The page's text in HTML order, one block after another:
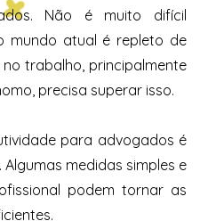
Não é muito difícil
mundo atual é repleto de
trabalho, principalmente
precisa superar isso.
para advogados é
medidas simples e
podem tornar as